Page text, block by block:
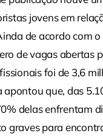
jovens em
de acordo com
de vagas abertas
foi de 3,6
apontou que, das
delas enfrentam
graves para